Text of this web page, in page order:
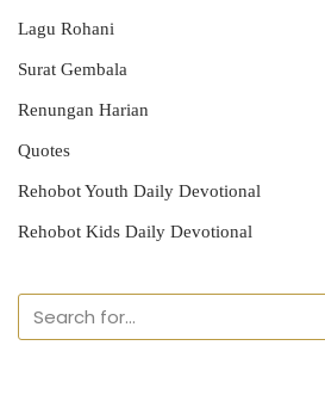
Lagu Rohani
Surat Gembala
Renungan Harian
Quotes
Rehobot Youth Daily Devotional
Rehobot Kids Daily Devotional